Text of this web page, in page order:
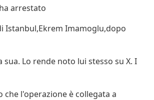
arrestato
Istanbul,Ekrem Imamoglu,dopo
sua. Lo rende noto lui stesso su X. I
che l'operazione è collegata a